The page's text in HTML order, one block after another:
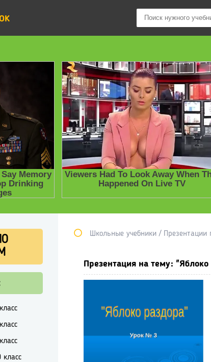
Школьные учебники / Презентации
Презентация на тему: "Яблоко
класс